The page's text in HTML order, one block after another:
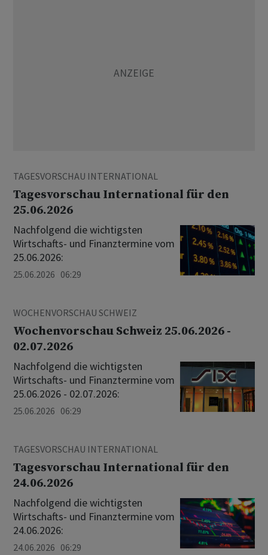
TAGESVORSCHAU INTERNATIONAL
Tagesvorschau International für den
25.06.2026
Nachfolgend die wichtigsten
Wirtschafts- und Finanztermine vom
25.06.2026:
25.06.2026 06:29
WOCHENVORSCHAU SCHWEIZ
Wochenvorschau Schweiz 25.06.2026 -
02.07.2026
Nachfolgend die wichtigsten
Wirtschafts- und Finanztermine vom
25.06.2026 - 02.07.2026:
25.06.2026 06:29
TAGESVORSCHAU INTERNATIONAL
Tagesvorschau International für den
24.06.2026
Nachfolgend die wichtigsten
Wirtschafts- und Finanztermine vom
24.06.2026:
24.06.2026 06:29